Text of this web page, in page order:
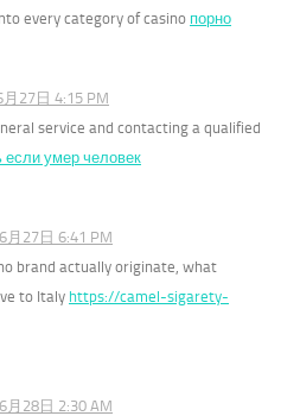
every category of casino порно
27日 4:15 PM
service and contacting a qualified
если умер человек
月27日 6:41 PM
brand actually originate, what
to Italy https://camel-sigarety-
月28日 2:30 AM